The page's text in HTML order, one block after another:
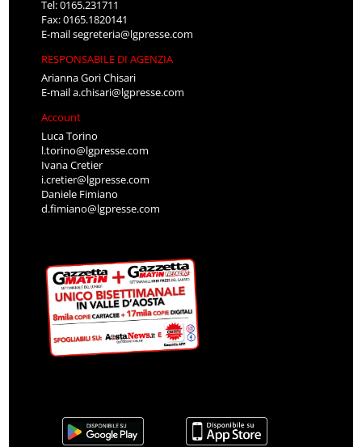
Tel: 0165.231711
Fax: 0165.1820141
E-mailsegreteria@lgpresse.com
RESPONSABILE DI AGENZIA
Arianna Gori Chisari
E-maila.chisari@lgpresse.com
Account
Luca Torino
l.torino@lgpresse.com
Ivana Cretier
i.cretier@lgpresse.com
Daniele Fimiano
d.fimiano@lgpresse.com